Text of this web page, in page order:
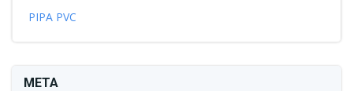
PIPA PVC
META